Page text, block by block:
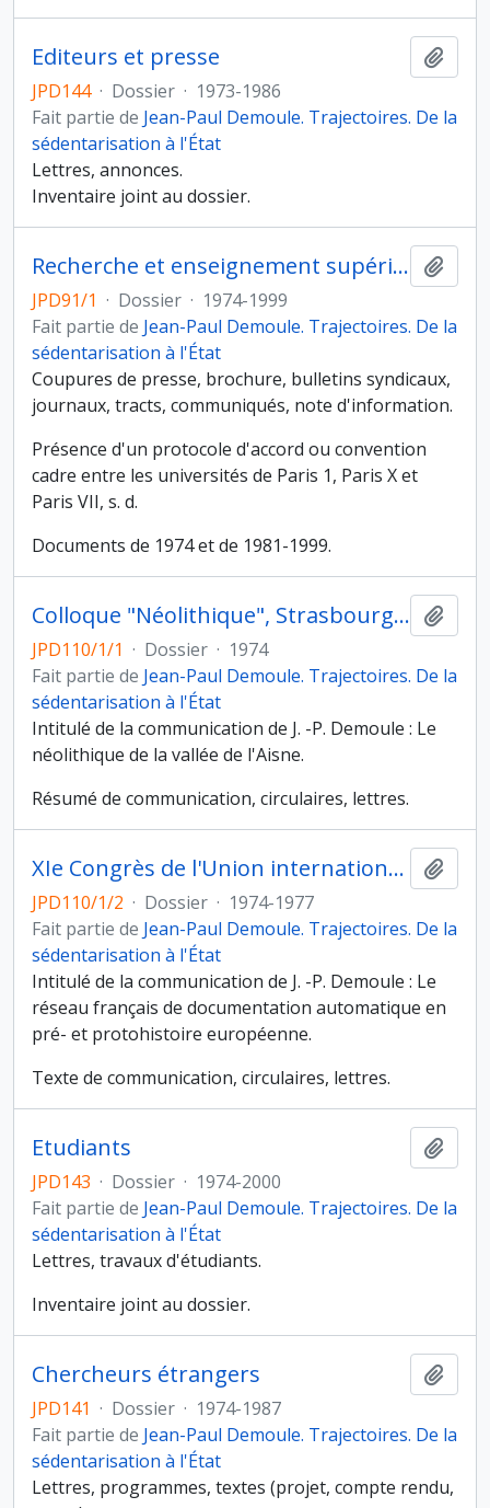
Editeurs et presse
JPD144 · Dossier · 1973-1986
Fait partie de Jean-Paul Demoule. Trajectoires. De la
sédentarisation à l'État
Lettres, annonces.
Inventaire joint au dossier.
Recherche et enseignement supérieur
JPD91/1 · Dossier · 1974-1999
Fait partie de Jean-Paul Demoule. Trajectoires. De la
sédentarisation à l'État
Coupures de presse, brochure, bulletins syndicaux,
journaux, tracts, communiqués, note d'information.
Présence d'un protocole d'accord ou convention
cadre entre les universités de Paris 1, Paris X et
Paris VII, s. d.
Documents de 1974 et de 1981-1999.
Colloque "Néolithique", Strasbourg (19 au 20 octobre 1974)
JPD110/1/1 · Dossier · 1974
Fait partie de Jean-Paul Demoule. Trajectoires. De la
sédentarisation à l'État
Intitulé de la communication de J. -P. Demoule : Le
néolithique de la vallée de l'Aisne.
Résumé de communication, circulaires, lettres.
XIe Congrès de l'Union internationale des sciences préhistoriques et protohistoriques, Nice (13 au 18 septembre 1976)
JPD110/1/2 · Dossier · 1974-1977
Fait partie de Jean-Paul Demoule. Trajectoires. De la
sédentarisation à l'État
Intitulé de la communication de J. -P. Demoule : Le
réseau français de documentation automatique en
pré- et protohistoire européenne.
Texte de communication, circulaires, lettres.
Etudiants
JPD143 · Dossier · 1974-2000
Fait partie de Jean-Paul Demoule. Trajectoires. De la
sédentarisation à l'État
Lettres, travaux d'étudiants.
Inventaire joint au dossier.
Chercheurs étrangers
JPD141 · Dossier · 1974-1987
Fait partie de Jean-Paul Demoule. Trajectoires. De la
sédentarisation à l'État
Lettres, programmes, textes (projet, compte rendu,